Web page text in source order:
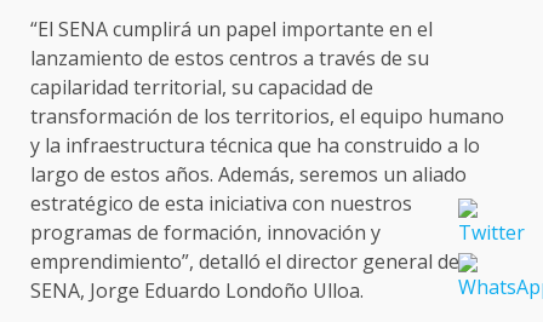
“El SENA cumplirá un papel importante en el
lanzamiento de estos centros a través de su
capilaridad territorial, su capacidad de
transformación de los territorios, el equipo humano
y la infraestructura técnica que ha construido a lo
largo de estos años. Además, seremos un aliado
estratégico de esta iniciativa con nuestros
programas de formación, innovación y
emprendimiento”, detalló el director general del
SENA, Jorge Eduardo Londoño Ulloa.